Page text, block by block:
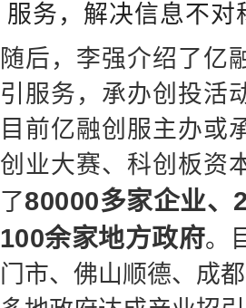
服务，解决信息不
随后，李强介绍了亿
引服务，承办创投活
目前亿融创服主办或
创业大赛、科创板资
了80000多家企业、
100余家地方政府。
门市、佛山顺德、成